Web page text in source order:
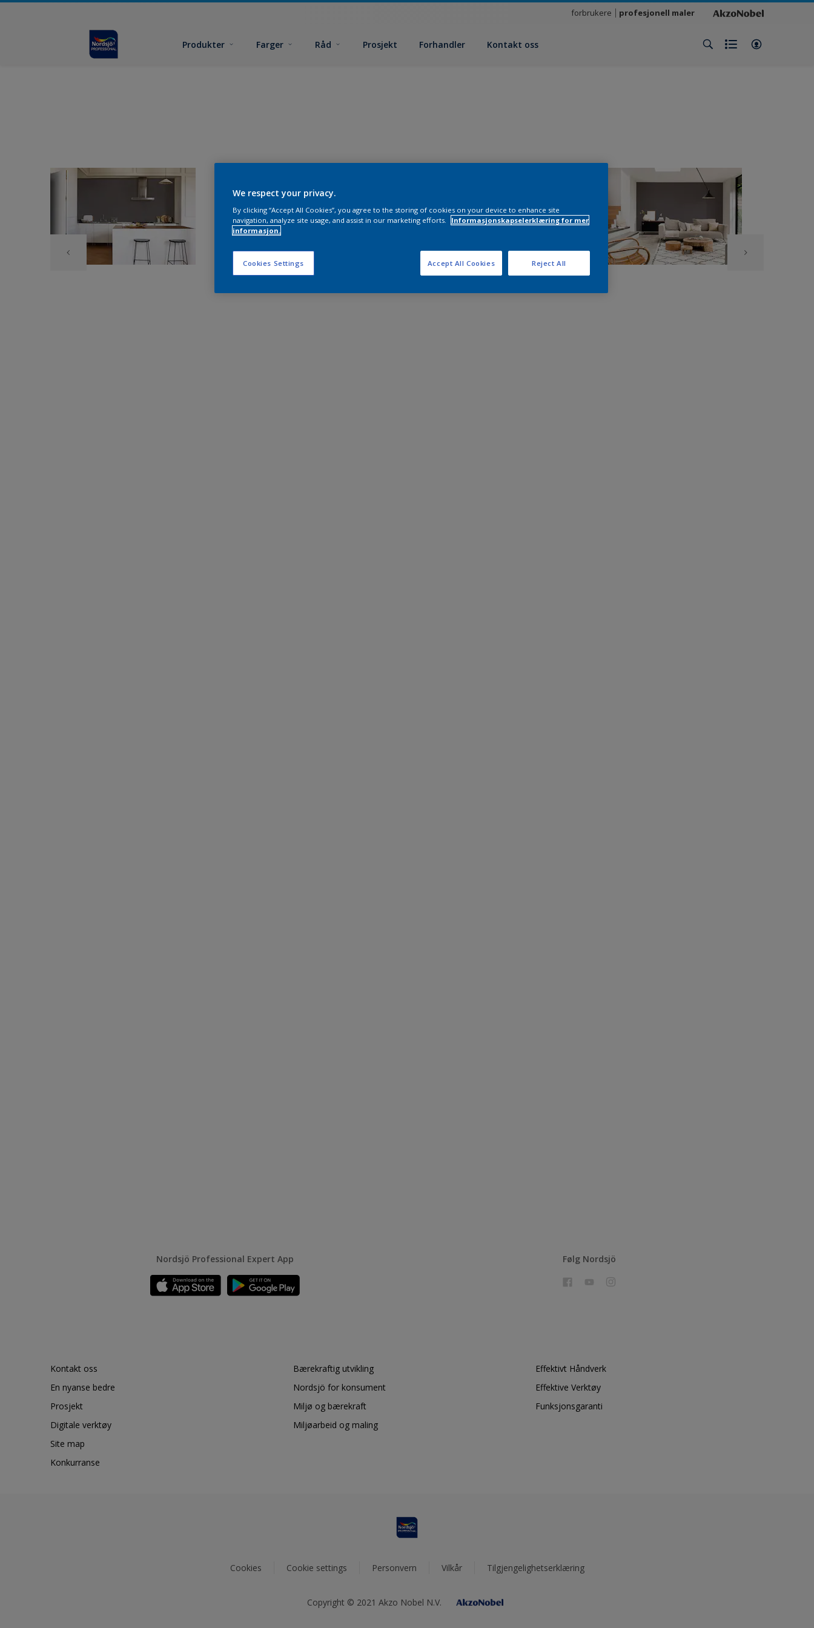
forbrukere profesjonell maler
Produkter Farger Råd Prosjekt Forhandler Kontakt oss
Nordsjö Professional Expert App Følg Nordsjö
Kontakt oss
En nyanse bedre
Prosjekt
Digitale verktøy
Site map
Konkurranse
Bærekraftig utvikling
Nordsjö for konsument
Miljø og bærekraft
Miljøarbeid og maling
Effektivt Håndverk
Effektive Verktøy
Funksjonsgaranti
Cookies Cookie settings Personvern Vilkår Tilgjengelighetserklæring
Copyright © 2021 Akzo Nobel N.V.
We respect your privacy.
By clicking “Accept All Cookies”, you agree to the storing of cookies on your device to enhance site
navigation, analyze site usage, and assist in our marketing efforts.
Informasjonskapselerklæring for mer
informasjon.
Cookies Settings Reject All
Accept All Cookies